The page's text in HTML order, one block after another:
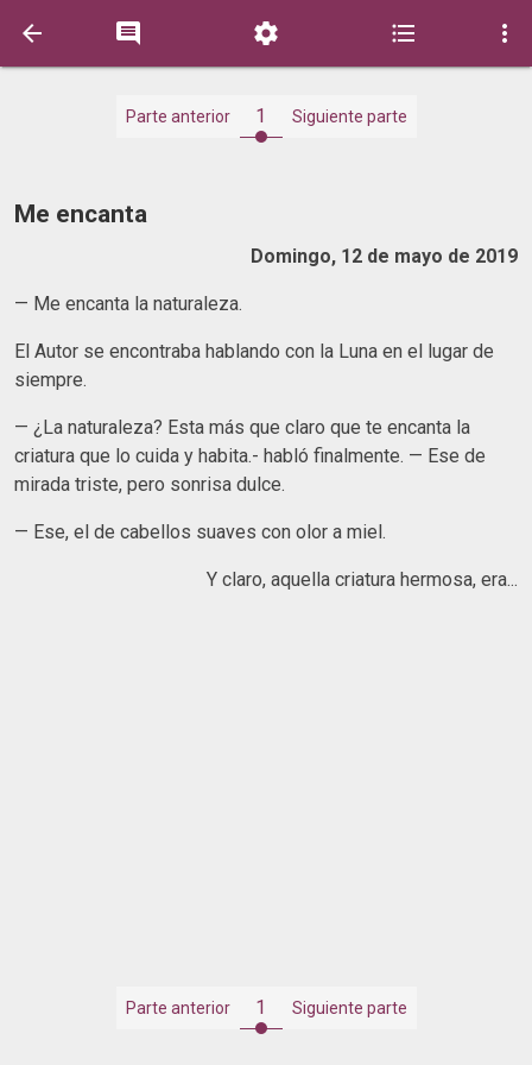
    
Parte anterior 1 Siguiente parte
Me encanta
Domingo, 12 de mayo de 2019
— Me encanta la naturaleza.
El Autor se encontraba hablando con la Luna en el lugar de
siempre.
— ¿La naturaleza? Esta más que claro que te encanta la
criatura que lo cuida y habita.- habló finalmente. — Ese de
mirada triste, pero sonrisa dulce.
— Ese, el de cabellos suaves con olor a miel.
Y claro, aquella criatura hermosa, era...
Parte anterior 1 Siguiente parte